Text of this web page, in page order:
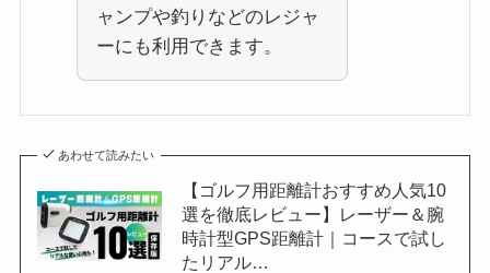
ャンプや釣りなどのレジャ
ーにも利用できます。
あわせて読みたい
【ゴルフ用距離計おすすめ人気10
選を徹底レビュー】レーザー＆腕
時計型GPS距離計｜コースで試し
たリアル…